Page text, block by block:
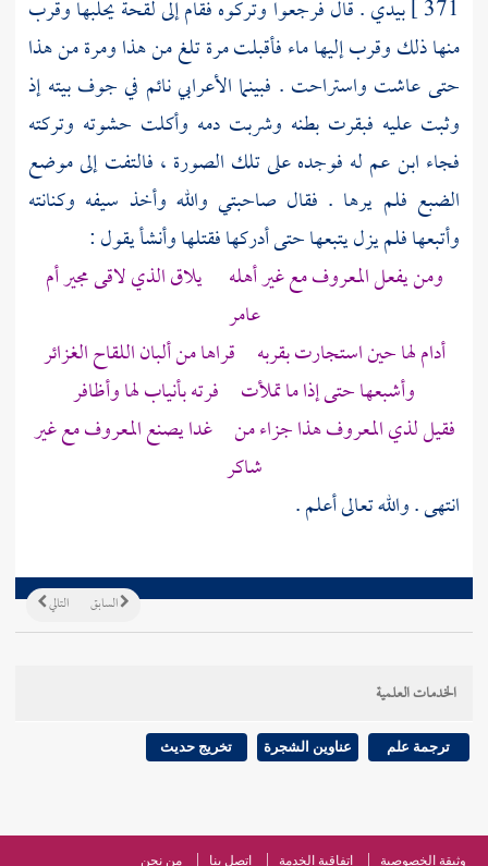
371 ] بيدي . قال فرجعوا وتركوه فقام إلى لقحة يحلبها وقرب
منها ذلك وقرب إليها ماء فأقبلت مرة تلغ من هذا ومرة من هذا
حتى عاشت واستراحت . فبينما الأعرابي نائم في جوف بيته إذ
وثبت عليه فبقرت بطنه وشربت دمه وأكلت حشوته وتركته
فجاء ابن عم له فوجده على تلك الصورة ، فالتفت إلى موضع
الضبع فلم يرها . فقال صاحبتي والله وأخذ سيفه وكنانته
وأتبعها فلم يزل يتبعها حتى أدركها فقتلها وأنشأ يقول :
ومنيفعل المعروف مع غير أهله
يلاق الذي لاقى مجير أم
عامر
أدام لها حين استجارت بقربه قراها من ألبان اللقاح الغزائر
وأشبعها حتى إذا ما تملأت فرته بأنياب لها وأظافر
فقيل لذي المعروف هذا جزاء من غدا يصنع المعروف مع غير
شاكر
انتهى . والله تعالى أعلم .
التالي السابق
الخدمات العلمية
ترجمة علم عناوين الشجرة تخريج حديث
وثيقة الخصوصية اتفاقية الخدمة اتصل بنا من نحن